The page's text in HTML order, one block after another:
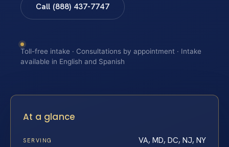
Call (888) 437-7747
Toll-free intake · Consultations by appointment · Intake
available in English and Spanish
At a glance
SERVING VA, MD, DC, NJ, NY